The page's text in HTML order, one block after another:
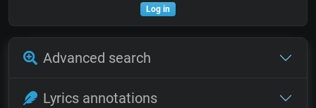
Log in
Advanced search
Lyrics annotations